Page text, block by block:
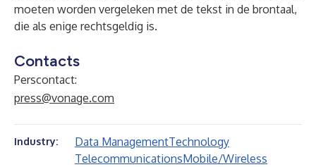
moeten worden vergeleken met de tekst in de brontaal,
die als enige rechtsgeldig is.
Contacts
Perscontact:
press@vonage.com
Industry: Data ManagementTechnology
TelecommunicationsMobile/Wireless